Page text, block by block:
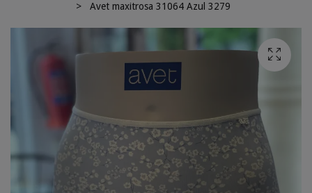
Avet maxitrosa 31064 Azul 3279